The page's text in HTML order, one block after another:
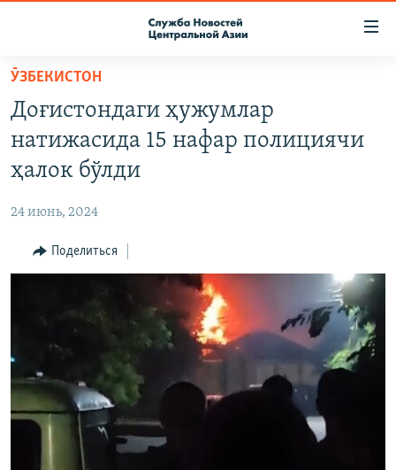
Вернуться
основному
содержанию
главной
Вернутся
ПОДПИСКА
КОНТАКТЫ
НАСТОЯЩЕЕ ВРЕМЯ
МИГРАНТ МЕДИА
ӮЗБЕКИСТОН
Доғистондаги ҳужумлар
натижасида 15 нафар полициячи
ҳалок бўлди
24 июнь, 2024
Поделиться